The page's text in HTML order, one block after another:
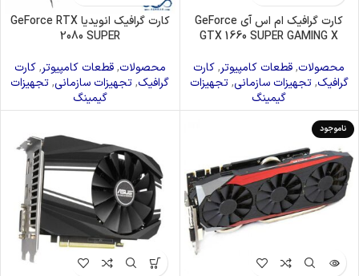
کارت گرافیک ام اس آی GeForce
GTX 1660 SUPER GAMING X
محصولات,قطعات کامپیوتر,کارت
گرافیک,تجهیزات سازمانی,تجهیزات
گیمینگ
کارت گرافیک انویدیا GeForce RTX
2080 SUPER
محصولات,قطعات کامپیوتر,کارت
گرافیک,تجهیزات سازمانی,تجهیزات
گیمینگ
ناموجود